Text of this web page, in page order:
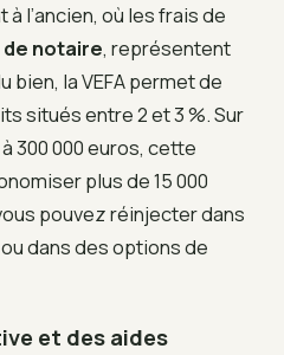
l’ancien, où les frais de
notaire, représentent
bien, la VEFA permet de
situés entre 2 et 3 %. Sur
300 000 euros, cette
plus de 15 000
pouvez réinjecter dans
dans des options de
et des aides